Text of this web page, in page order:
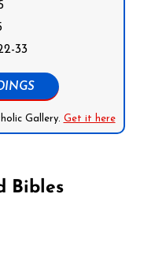
33
Gallery. Get it here
Bibles